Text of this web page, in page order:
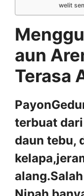
welit
aun
Terasa
terbuat
daun tebu,